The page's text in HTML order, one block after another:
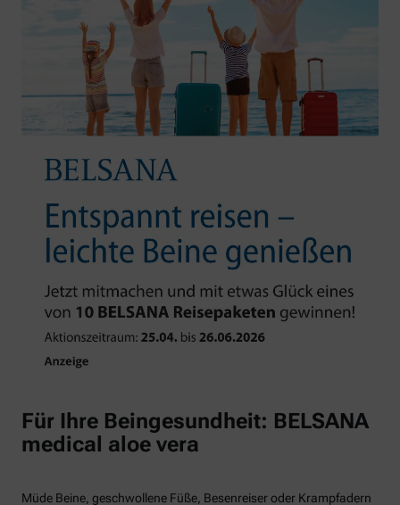
Für Ihre Beingesundheit: BELSANA
medical aloe vera
Müde Beine, geschwollene Füße, Besenreiser oder Krampfadern